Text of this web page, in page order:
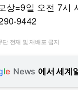
상=9일 오전 7시
9442
전재 및 재배포 금지
le News 에서 세계